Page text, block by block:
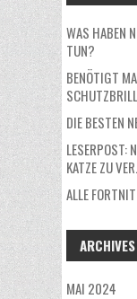
WAS HABEN
TUN?
BENÖTIGT
DIE BESTEN
LESERPOST:
KATZE ZU
ALLE
ARCHIVES
MAI 2024